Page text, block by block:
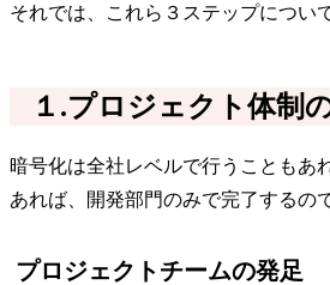
それでは、これら３ステップについ
１.プロジェクト体制
暗号化は全社レベルで行うこともあ
あれば、開発部門のみで完了するの
プロジェクトチームの発足